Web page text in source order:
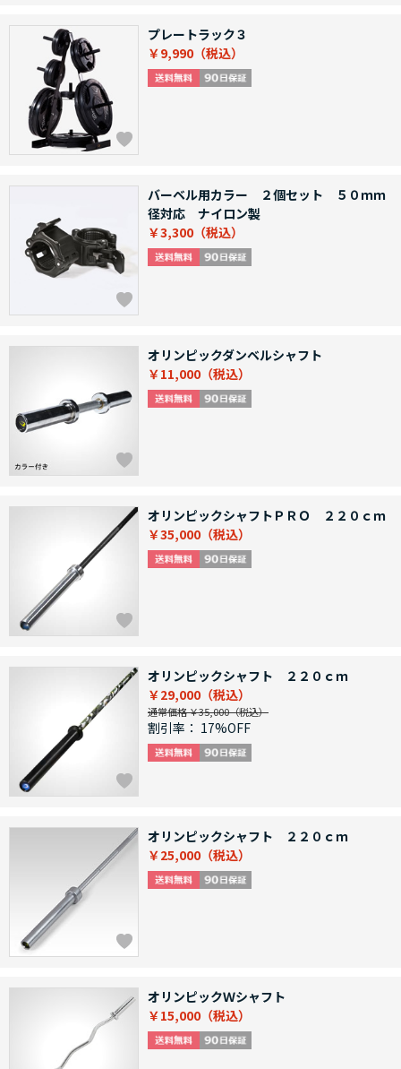
プレートラック３
￥9,990
バーベル用カラー ２個セット ５０ｍｍ
径対応 ナイロン製
￥3,300
オリンピックダンベルシャフト
￥11,000
オリンピックシャフトＰＲＯ ２２０ｃｍ
￥35,000
オリンピックシャフト ２２０ｃｍ
￥29,000
通常価格 ￥35,000
割引率： 17%OFF
オリンピックシャフト ２２０ｃｍ
￥25,000
オリンピックＷシャフト
￥15,000